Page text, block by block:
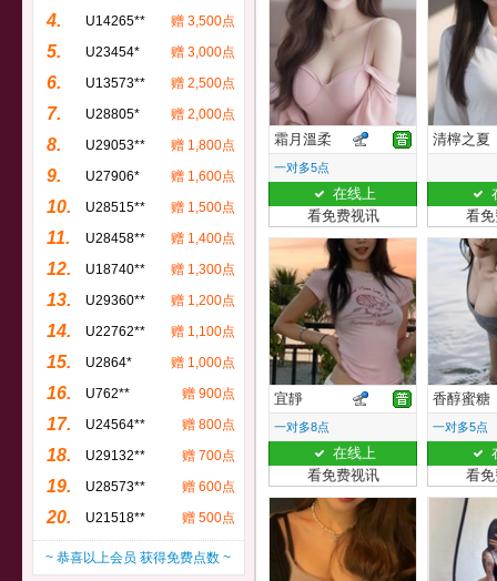
4. U14265** 赠 3,500点
5. U23454* 赠 3,000点
6. U13573** 赠 2,500点
7. U28805* 赠 2,000点
8. U29053** 赠 1,800点
9. U27906* 赠 1,600点
10. U28515** 赠 1,500点
11. U28458** 赠 1,400点
12. U18740** 赠 1,300点
13. U29360** 赠 1,200点
14. U22762** 赠 1,100点
15. U2864* 赠 1,000点
16. U762** 赠 900点
17. U24564** 赠 800点
18. U29132** 赠 700点
19. U28573** 赠 600点
20. U21518** 赠 500点
~ 恭喜以上会员 获得免费点数 ~
霜月溫柔
一对多5点
在线上
看免费视讯
清檸之夏
看
宜靜
一对多8点
在线上
看免费视讯
香醇蜜糖
一对多5点
看